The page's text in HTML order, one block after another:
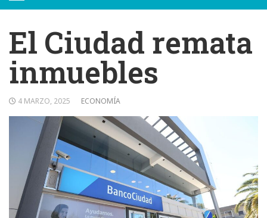
El Ciudad remata
inmuebles
4 MARZO, 2025 ECONOMÍA